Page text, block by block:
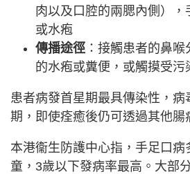
肉以及口腔的兩腮內側）
或水疱
傳播途徑 ：接觸患者的鼻
的水疱或糞便，或觸摸受污
患者病發首星期最具傳染性，病
期，即使痊癒後仍可透過其他腸
本港衞生防護中心指，手足口病
童，3歲以下發病率最高。大部